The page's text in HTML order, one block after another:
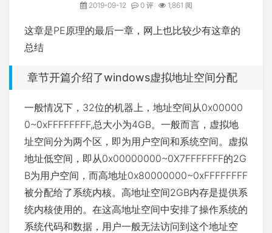
2019-09-12 0 评 1,861 阅
这章是PE原理的最后一章，网上也比较少有这章的
总结
章节开篇介绍了windows虚拟地址空间分配
一般情况下，32位的机器上，地址空间从0x00000
0~0xFFFFFFFF,总大小为4GB。一般而言，虚拟地
址空间分为两个区，即为用户空间和系统空间。虚拟
地址低空间，即从0x00000000~0X7FFFFFFF的2G
B为用户空间，而高地址0x80000000~0xFFFFFFFF
被分配给了系统内核。高地址空间2GB内存是提供系
统内核使用的。在这高地址空间中安排了操作系统的
系统代码和数据，用户一般无法访问到这个地址空